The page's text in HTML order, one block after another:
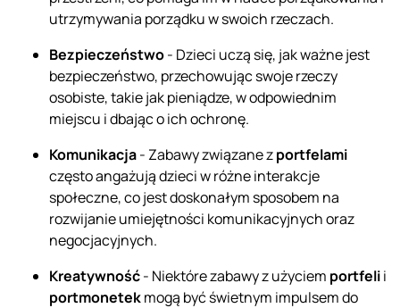
utrzymywania porządku w swoich rzeczach.
Bezpieczeństwo- Dzieci uczą się, jak ważne jest
bezpieczeństwo, przechowując swoje rzeczy
osobiste, takie jak pieniądze, w odpowiednim
miejscu i dbając o ich ochronę.
Komunikacja- Zabawy związane zportfelami
często angażują dzieci w różne interakcje
społeczne, co jest doskonałym sposobem na
rozwijanie umiejętności komunikacyjnych oraz
negocjacyjnych.
Kreatywność- Niektóre zabawy z użyciem portfelii
portmonetekmogą być świetnym impulsem do